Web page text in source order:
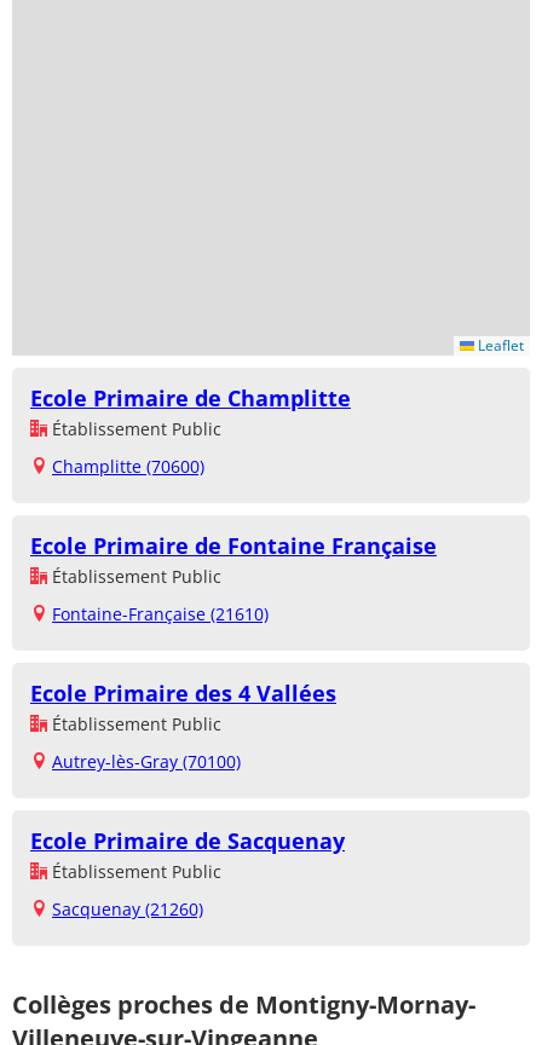
Leaflet
Ecole Primaire de Champlitte
Établissement Public
Champlitte (70600)
Ecole Primaire de Fontaine Française
Établissement Public
Fontaine-Française (21610)
Ecole Primaire des 4 Vallées
Établissement Public
Autrey-lès-Gray (70100)
Ecole Primaire de Sacquenay
Établissement Public
Sacquenay (21260)
Collèges proches de Montigny-Mornay-